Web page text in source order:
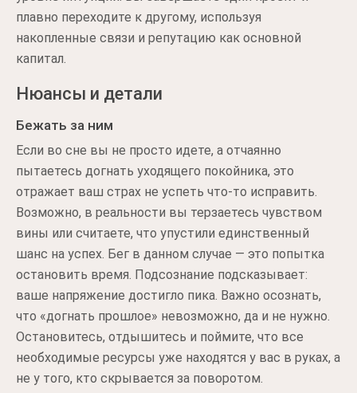
плавно переходите к другому, используя
накопленные связи и репутацию как основной
капитал.
Нюансы и детали
Бежать за ним
Если во сне вы не просто идете, а отчаянно
пытаетесь догнать уходящего покойника, это
отражает ваш страх не успеть что-то исправить.
Возможно, в реальности вы терзаетесь чувством
вины или считаете, что упустили единственный
шанс на успех. Бег в данном случае — это попытка
остановить время. Подсознание подсказывает:
ваше напряжение достигло пика. Важно осознать,
что «догнать прошлое» невозможно, да и не нужно.
Остановитесь, отдышитесь и поймите, что все
необходимые ресурсы уже находятся у вас в руках, а
не у того, кто скрывается за поворотом.